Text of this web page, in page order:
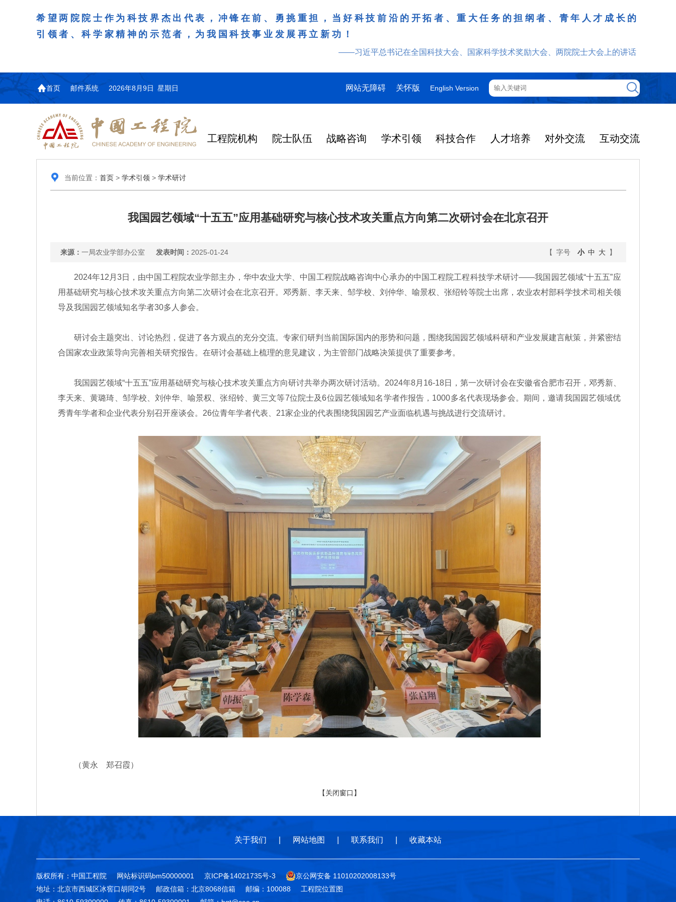
希望两院院士作为科技界杰出代表，冲锋在前、勇挑重担，当好科技前沿的开拓者、重大任务的担纲者、青年人才成长的
引领者、科学家精神的示范者，为我国科技事业发展再立新功！
——习近平总书记在全国科技大会、国家科学技术奖励大会、两院院士大会上的讲话
首页 邮件系统 2026年8月9日 星期日 网站无障碍 关怀版 English Version
工程院机构 院士队伍 战略咨询 学术引领 科技合作 人才培养 对外交流 互动交流
当前位置： 首页> 学术引领> 学术研讨
我国园艺领域“十五五”应用基础研究与核心技术攻关重点方向第二次研讨会在北京召开
来源： 一局农业学部办公室 发表时间： 2025-01-24 【 字号 小 中 大】
2024年12月3日，由中国工程院农业学部主办，华中农业大学、中国工程院战略咨询中心承办的中国工程院工程科技学术研讨——我国园艺领域“十五五”应
用基础研究与核心技术攻关重点方向第二次研讨会在北京召开。邓秀新、李天来、邹学校、刘仲华、喻景权、张绍铃等院士出席，农业农村部科学技术司相关领
导及我国园艺领域知名学者30多人参会。
研讨会主题突出、讨论热烈，促进了各方观点的充分交流。专家们研判当前国际国内的形势和问题，围绕我国园艺领域科研和产业发展建言献策，并紧密结
合国家农业政策导向完善相关研究报告。在研讨会基础上梳理的意见建议，为主管部门战略决策提供了重要参考。
我国园艺领域“十五五”应用基础研究与核心技术攻关重点方向研讨共举办两次研讨活动。2024年8月16-18日，第一次研讨会在安徽省合肥市召开，邓秀新、
李天来、黄璐琦、邹学校、刘仲华、喻景权、张绍铃、黄三文等7位院士及6位园艺领域知名学者作报告，1000多名代表现场参会。期间，邀请我国园艺领域优
秀青年学者和企业代表分别召开座谈会。26位青年学者代表、21家企业的代表围绕我国园艺产业面临机遇与挑战进行交流研讨。
（黄永 郑召霞）
【关闭窗口】
关于我们 网站地图 联系我们 收藏本站
版权所有：中国工程院 网站标识码bm50000001 京ICP备14021735号-3
京公网安备 11010202008133号
地址：北京市西城区冰窖口胡同2号
邮政信箱：北京8068信箱 邮编：100088
工程院位置图